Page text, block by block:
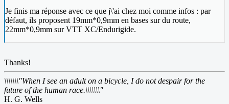
Je finis ma réponse avec ce que j\'ai chez moi comme infos : par
défaut, ils proposent 19mm*0,9mm en bases sur du route,
22mm*0,9mm sur VTT XC/Endurigide.
Thanks!
\\\\\\\"When I see an adult on a bicycle, I do not despair for the
future of the human race.\\\\\\\"
H. G. Wells